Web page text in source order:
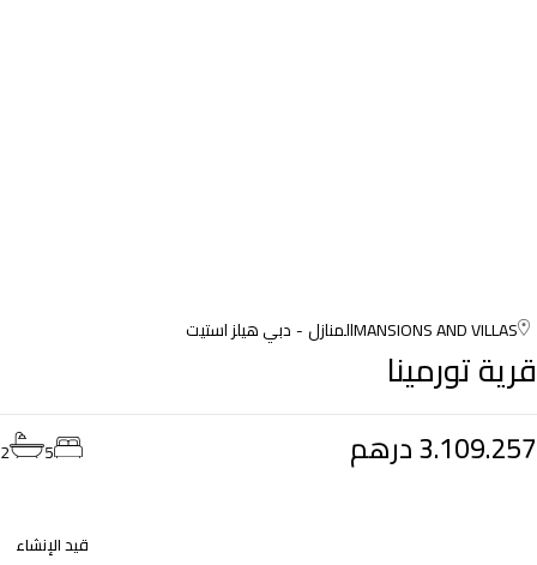
MANSIONS AND VILLASالمنازل دبي هيلز استيت
قرية تورمينا
3.109.257 درهم 5
2
قيد الإنشاء